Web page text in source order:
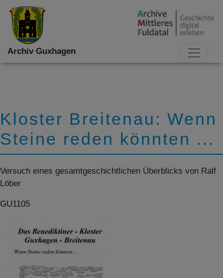
Archiv Guxhagen
Kloster Breitenau: Wenn
Steine reden könnten ...
Versuch eines gesamtgeschichtlichen Überblicks von Ralf
Löber
GU1105